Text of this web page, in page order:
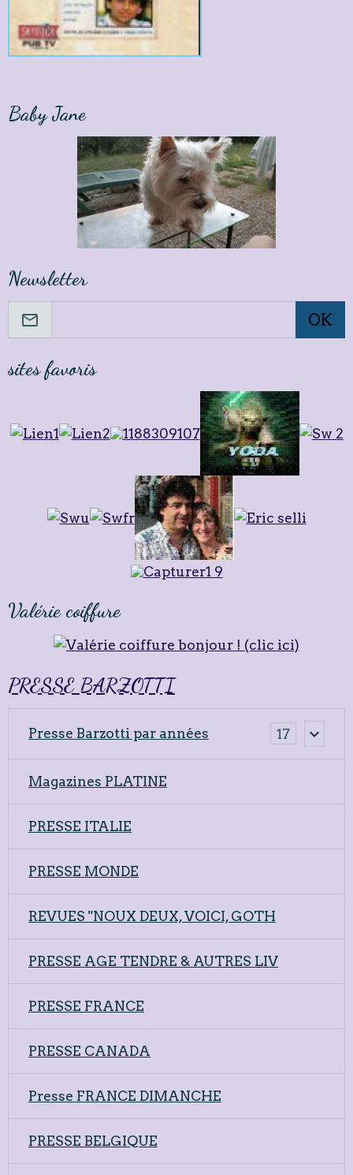
Baby Jane
Newsletter
OK
sites favoris
Valérie coiffure
PRESSE BARZOTTI
Presse Barzotti par années 17
Magazines PLATINE
PRESSE ITALIE
PRESSE MONDE
REVUES "NOUX DEUX, VOICI, GOTH
PRESSE AGE TENDRE & AUTRES LIV
PRESSE FRANCE
PRESSE CANADA
Presse FRANCE DIMANCHE
PRESSE BELGIQUE